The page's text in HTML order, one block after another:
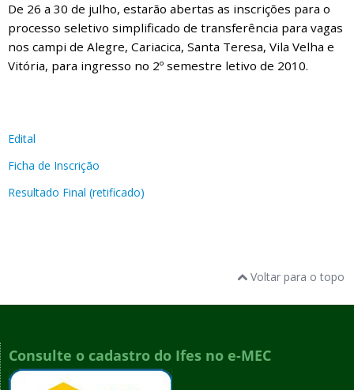
De 26 a 30 de julho, estarão abertas as inscrições para o
processo seletivo simplificado de transferência para vagas
nos campi de Alegre, Cariacica, Santa Teresa, Vila Velha e
Vitória, para ingresso no 2º semestre letivo de 2010.
Edital
Ficha de Inscrição
Resultado Final (retificado)
Voltar para o topo
Consulte o cadastro do Ifes no e-MEC